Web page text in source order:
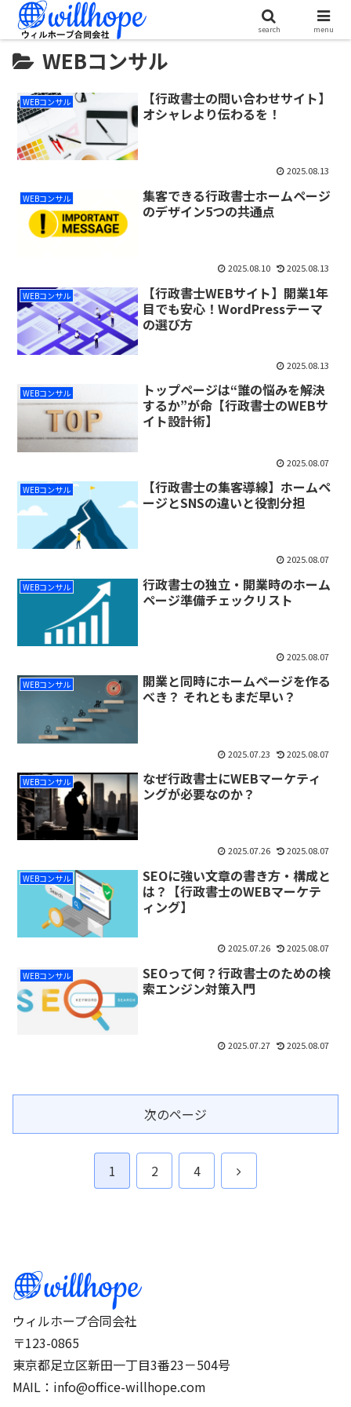
WEBコンサル
WEBコンサル
【行政書士の問い合わせサイト】
オシャレより伝わるを！
2025.08.13
WEBコンサル
集客できる行政書士ホームページ
のデザイン5つの共通点
2025.08.10 2025.08.13
WEBコンサル
【行政書士WEBサイト】開業1年
目でも安心！WordPressテーマ
の選び方
2025.08.13
WEBコンサル
トップページは“誰の悩みを解決
するか”が命【行政書士のWEBサ
イト設計術】
2025.08.07
WEBコンサル
【行政書士の集客導線】ホームペ
ージとSNSの違いと役割分担
2025.08.07
WEBコンサル
行政書士の独立・開業時のホーム
ページ準備チェックリスト
2025.08.07
WEBコンサル
開業と同時にホームページを作る
べき？ それともまだ早い？
2025.07.23 2025.08.07
WEBコンサル
なぜ行政書士にWEBマーケティ
ングが必要なのか？
2025.07.26 2025.08.07
WEBコンサル
SEOに強い文章の書き方・構成と
は？【行政書士のWEBマーケテ
ィング】
2025.07.26 2025.08.07
WEBコンサル
SEOって何？行政書士のための検
索エンジン対策入門
2025.07.27 2025.08.07
次のページ
1 2 4
次
ウィルホープ合同会社
〒123-0865
東京都足立区新田一丁目3番23－504号
MAIL：info@office-willhope.com
search menu